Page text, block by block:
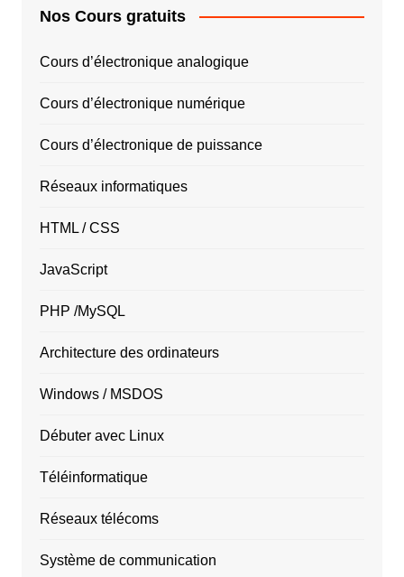
Nos Cours gratuits
Cours d’électronique analogique
Cours d’électronique numérique
Cours d’électronique de puissance
Réseaux informatiques
HTML / CSS
JavaScript
PHP /MySQL
Architecture des ordinateurs
Windows / MSDOS
Débuter avec Linux
Téléinformatique
Réseaux télécoms
Système de communication